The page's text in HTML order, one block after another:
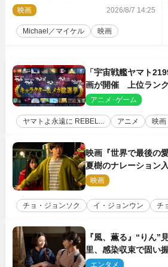
映画 2026/8/7 14:25
Michael／マイケル 映画
「宇宙戦艦ヤマト
画が開催 上位ラン
メカは新規描き下ろ
アニメ･ゲーム
ヤマトよ永遠に REBEL... アニメ 映画
映画『世界で最後の
夏樹のナレーション
れ出る温かさに涙が
映画
チョ・ジョンソク イ・ジョンウン チ
『風、薫る』“りん”
里、感染収束で固い
バディは最強」「アツ
エンタメ